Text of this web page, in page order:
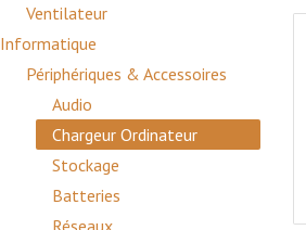
Ventilateur
Informatique
Périphériques & Accessoires
Audio
Chargeur Ordinateur
Stockage
Batteries
Réseaux